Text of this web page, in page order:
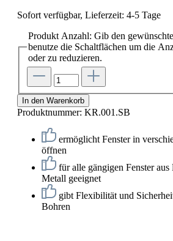
Sofort verfügbar, Lieferzeit: 4-5 Tage
Produkt Anzahl: Gib den
benutze die Schaltflächen um die
oder zu reduzieren.
In den Warenkorb
Produktnummer: KR.001.SB
ermöglicht Fenster in
öffnen
für alle gängigen Fenster
Metall geeignet
gibt Flexibilität und
Bohren